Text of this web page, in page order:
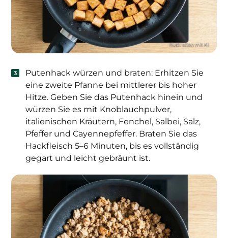
Putenhack würzen und braten: Erhitzen Sie
eine zweite Pfanne bei mittlerer bis hoher
Hitze. Geben Sie das Putenhack hinein und
würzen Sie es mit Knoblauchpulver,
italienischen Kräutern, Fenchel, Salbei, Salz,
Pfeffer und Cayennepfeffer. Braten Sie das
Hackfleisch 5–6 Minuten, bis es vollständig
gegart und leicht gebräunt ist.